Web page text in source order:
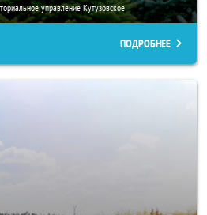
управление Кутузовское
ПОДРОБНЕЕ